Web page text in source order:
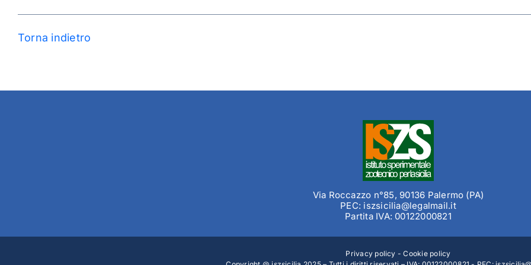
Torna indietro
Via Roccazzo n°85, 90136 Palermo (PA)
PEC: iszsicilia@legalmail.it
Partita IVA: 00122000821
Privacy policy -Cookie policy